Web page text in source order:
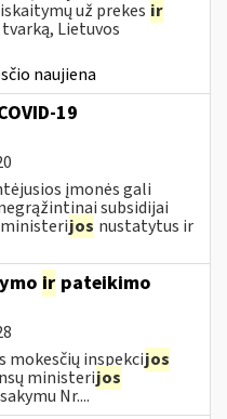
už prekes ir
Lietuvos
naujiena
19
įmonės gali
subsidijai
jos nustatytus ir
ir pateikimo
mokesčių inspekcijos
ministerijos
Nr....